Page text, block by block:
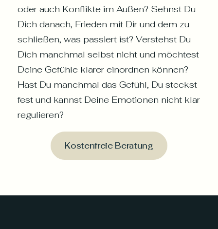
oder auch Konflikte im Außen? Sehnst Du
Dich danach, Frieden mit Dir und dem zu
schließen, was passiert ist? Verstehst Du
Dich manchmal selbst nicht und möchtest
Deine Gefühle klarer einordnen können?
Hast Du manchmal das Gefühl, Du steckst
fest und kannst Deine Emotionen nicht klar
regulieren?
Kostenfreie Beratung